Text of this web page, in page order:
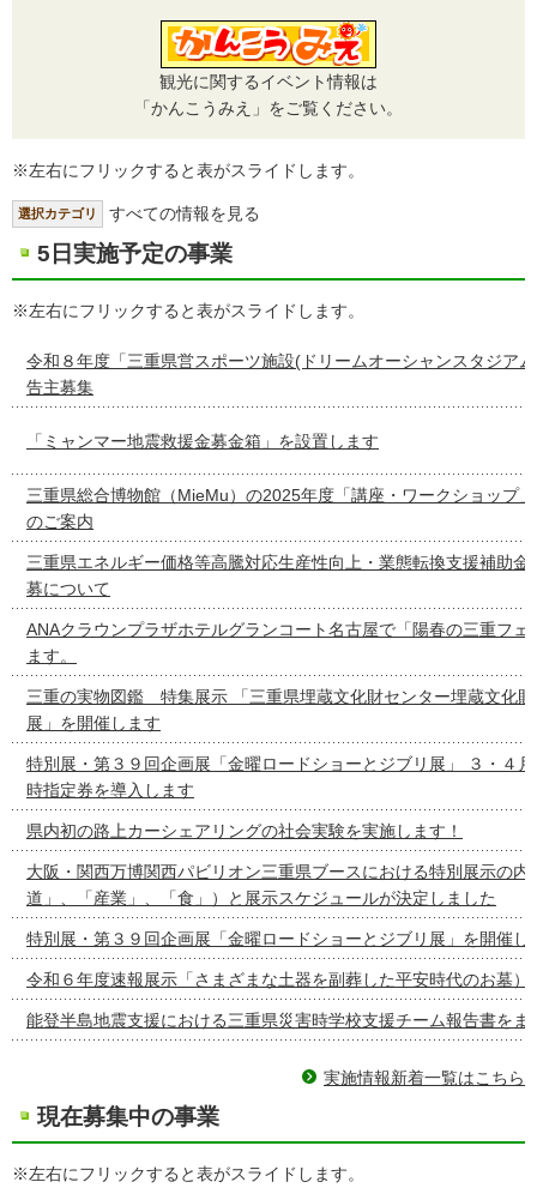
観光に関するイベント情報は
「かんこうみえ」をご覧ください。
※左右にフリックすると表がスライドします。
選択カテゴリ すべての情報を見る
5日実施予定の事業
※左右にフリックすると表がスライドします。
令和８年度「三重県営スポーツ施設(ドリームオーシャンスタジア
告主募集
「ミャンマー地震救援金募金箱」を設置します
三重県総合博物館（MieMu）の2025年度「講座・ワークショップ
のご案内
三重県エネルギー価格等高騰対応生産性向上・業態転換支援補助金
募について
ANAクラウンプラザホテルグランコート名古屋で「陽春の三重フェ
ます。
三重の実物図鑑 特集展示 「三重県埋蔵文化財センター埋蔵文化
展」を開催します
特別展・第３９回企画展「金曜ロードショーとジブリ展」 ３・４
時指定券を導入します
県内初の路上カーシェアリングの社会実験を実施します！
大阪・関西万博関西パビリオン三重県ブースにおける特別展示の内
道」、「産業」、「食」）と展示スケジュールが決定しました
特別展・第３９回企画展「金曜ロードショーとジブリ展」を開催し
令和６年度速報展示「さまざまな土器を副葬した平安時代のお墓）
能登半島地震支援における三重県災害時学校支援チーム報告書をま
実施情報新着一覧はこちら
現在募集中の事業
※左右にフリックすると表がスライドします。